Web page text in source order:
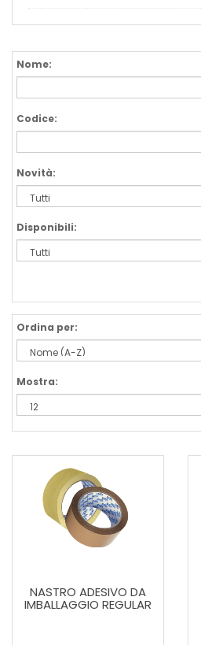
Nome:
Codice:
Novità:
Disponibili:
Ordina per:
Mostra:
NASTRO ADESIVO DA
IMBALLAGGIO REGULAR